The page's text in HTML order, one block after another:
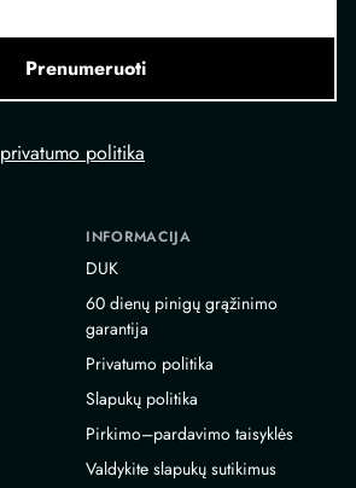
Prenumeruoti
privatumo politika
INFORMACIJA
DUK
60 dienų pinigų grąžinimo
garantija
Privatumo politika
Slapukų politika
Pirkimo–pardavimo taisyklės
Valdykite slapukų sutikimus